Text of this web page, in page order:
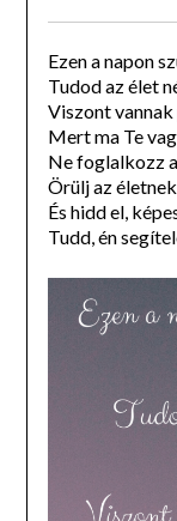
Ezen a napon
Tudod az élet
Viszont
Mert ma Te
Ne foglalkozz
Örülj az
És hidd el,
Tudd, én